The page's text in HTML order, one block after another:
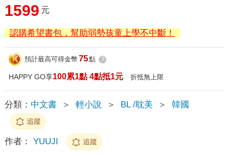
1599 元
認購希望書包，幫助弱勢孩童上學不中斷！
預計最高可得金幣 75點 ?
HAPPY GO享100累1點 4點抵1元 折抵無上限
分類： 中文書 ＞ 輕小說 ＞ BL /耽美 ＞ 韓國
追蹤
作者： YUUJI 追蹤